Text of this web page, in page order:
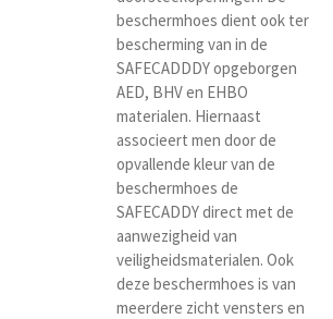
beschermhoes dient ook ter
bescherming van in de
SAFECADDDY opgeborgen
AED, BHV en EHBO
materialen. Hiernaast
associeert men door de
opvallende kleur van de
beschermhoes de
SAFECADDY direct met de
aanwezigheid van
veiligheidsmaterialen. Ook
deze beschermhoes is van
meerdere zicht vensters en